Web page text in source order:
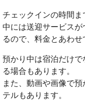
チェックインの時間ま
中には送迎サービス
るので、料金とあわせ
預かり中は宿泊だけ
る場合もあります。
また、動画や画像で
テルもあります。